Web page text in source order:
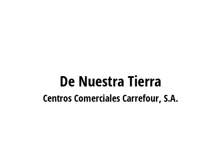
De Nuestra Tierra
Centros Comerciales Carrefour, S.A.